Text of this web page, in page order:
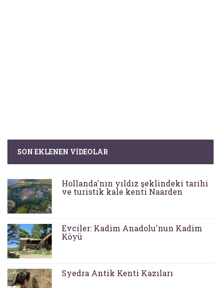
SON EKLENEN VIDEOLAR
Hollanda'nın yıldız şeklindeki tarihi
ve turistik kale kenti Naarden
Evciler: Kadim Anadolu'nun Kadim
Köyü
Syedra Antik Kenti Kazıları